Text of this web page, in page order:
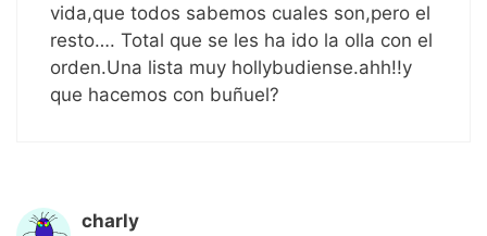
vida,que todos sabemos cuales son,pero el
resto…. Total que se les ha ido la olla con el
orden.Una lista muy hollybudiense.ahh!!y
que hacemos con buñuel?
charly